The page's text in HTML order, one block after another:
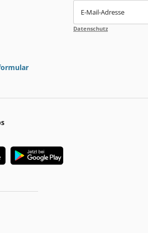
E-Mail-Adresse
Datenschutz